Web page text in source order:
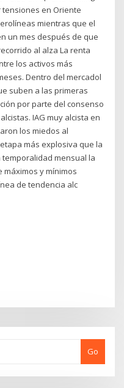
en Oriente
mientras que el
un mes después de que
al alza La renta
los activos más
Dentro del mercadol
suben a las primeras
por parte del consenso
IAG muy alcista en
los miedos al
más explosiva que la
mensual la
máximos y mínimos
de tendencia alc
Go